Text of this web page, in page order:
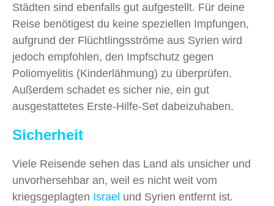
Städten sind ebenfalls gut aufgestellt. Für deine
Reise benötigest du keine speziellen Impfungen,
aufgrund der Flüchtlingsströme aus Syrien wird
jedoch empfohlen, den Impfschutz gegen
Poliomyelitis (Kinderlähmung) zu überprüfen.
Außerdem schadet es sicher nie, ein gut
ausgestattetes Erste-Hilfe-Set dabeizuhaben.
Sicherheit
Viele Reisende sehen das Land als unsicher und
unvorhersehbar an, weil es nicht weit vom
kriegsgeplagten Israel und Syrien entfernt ist.